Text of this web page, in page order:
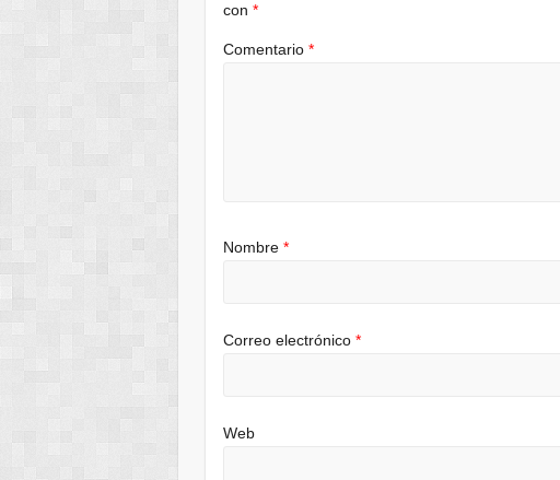
con*
Comentario*
Nombre*
Correo electrónico*
Web